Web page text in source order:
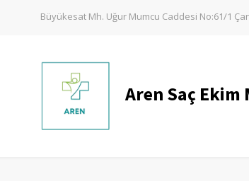
Büyükesat Mh. Uğur Mumcu Caddesi No:61/1
Aren Saç Ekim